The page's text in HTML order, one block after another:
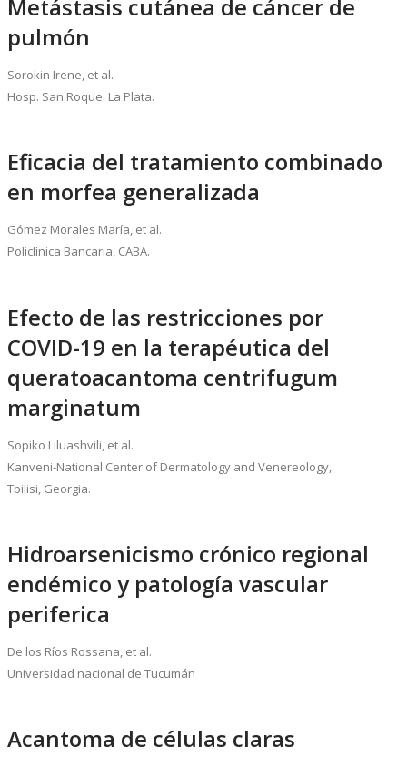
Metástasis cutánea de cáncer de
pulmón
Sorokin Irene, et al.
Hosp. San Roque. La Plata.
Eficacia del tratamiento combinado
en morfea generalizada
Gómez Morales María, et al.
Policlínica Bancaria, CABA.
Efecto de las restricciones por
COVID-19 en la terapéutica del
queratoacantoma centrifugum
marginatum
Sopiko Liluashvili, et al.
Kanveni-National Center of Dermatology and Venereology,
Tbilisi, Georgia.
Hidroarsenicismo crónico regional
endémico y patología vascular
periferica
De los Ríos Rossana, et al.
Universidad nacional de Tucumán
Acantoma de células claras